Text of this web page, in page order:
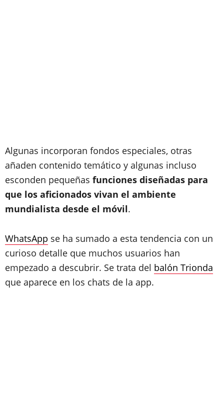
Algunas incorporan fondos especiales, otras
añaden contenido temático y algunas incluso
esconden pequeñas funciones diseñadas para
que los aficionados vivan el ambiente
mundialista desde el móvil.
WhatsApp se ha sumado a esta tendencia con un
curioso detalle que muchos usuarios han
empezado a descubrir. Se trata del balón Trionda
que aparece en los chats de la app.